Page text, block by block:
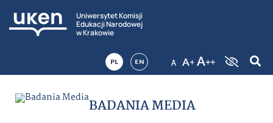
Uniwersytet Komisji
Edukacji Narodowej
w Krakowie
PL EN
BADANIA MEDIA